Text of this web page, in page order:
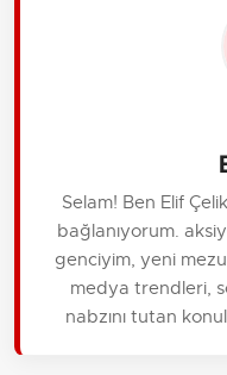
Selam! Ben Elif
bağlanıyorum.
genciyim, yeni
medya trendleri,
nabzını tutan